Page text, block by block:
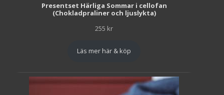
Presentset Härliga Sommar i cellofan
(Chokladpraliner och ljuslykta)
255 kr
Läs mer här & köp